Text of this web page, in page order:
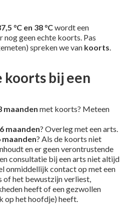
°C en 38 °Cwordt een
nog geen echte koorts. Pas
spreken we van koorts
koorts bij een
maanden met koorts? Meteen
maanden? Overleg met een arts.
maanden? Als de koorts niet
en er geen verontrustende
consultatie bij een arts niet altijd
onmiddellijk contact op met een
of het bewustzijn verliest,
heeft of een gezwollen
op het hoofdje) heeft.